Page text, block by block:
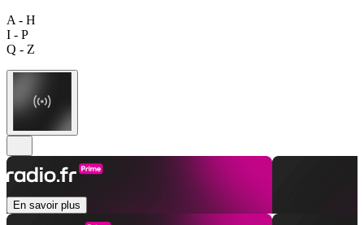
A - H
I - P
Q - Z
En savoir plus